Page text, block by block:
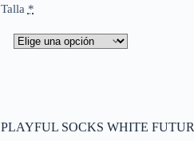
Talla *
PLAYFUL SOCKS WHITE